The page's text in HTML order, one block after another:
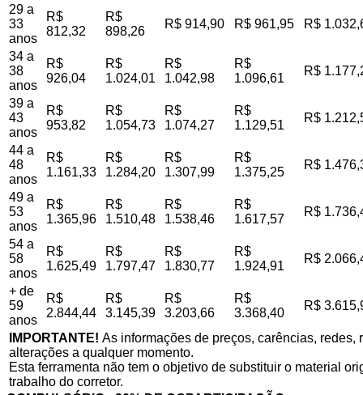
29 a
33
anos
R$
812,32
R$
898,26
R$ 914,90 R$ 961,95 R$
34 a
38
anos
R$
926,04
R$
1.024,01
R$
1.042,98
R$
1.096,61
R$
39 a
43
anos
R$
953,82
R$
1.054,73
R$
1.074,27
R$
1.129,51
R$
44 a
48
anos
R$
1.161,33
R$
1.284,20
R$
1.307,99
R$
1.375,25
R$
49 a
53
anos
R$
1.365,96
R$
1.510,48
R$
1.538,46
R$
1.617,57
R$
54 a
58
anos
R$
1.625,49
R$
1.797,47
R$
1.830,77
R$
1.924,91
R$
+ de
59
anos
R$
2.844,44
R$
3.145,39
R$
3.203,66
R$
3.368,40
R$
IMPORTANTE! As informações de preços, carências,
alterações a qualquer momento.
Esta ferramenta não tem o objetivo de substituir o material
trabalho do corretor.